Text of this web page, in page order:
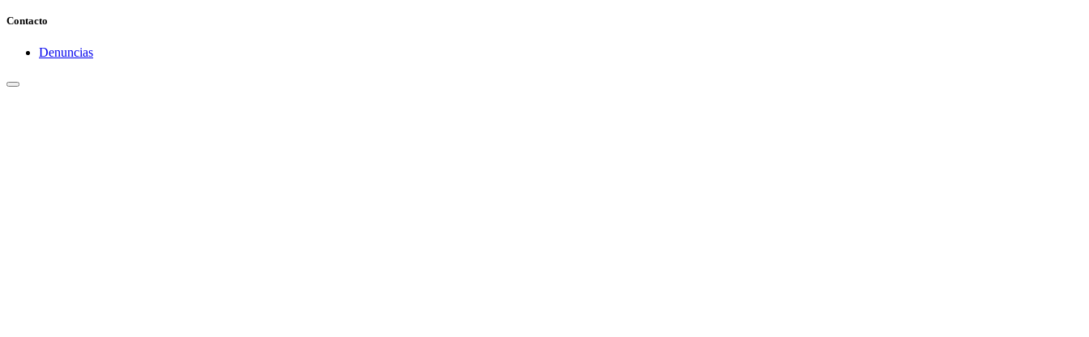
Contacto
Denuncias